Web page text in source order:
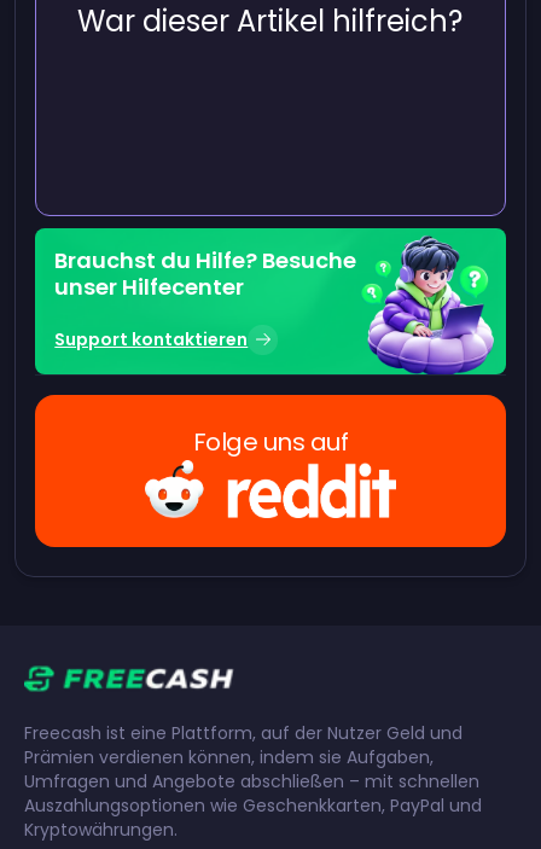
War dieser Artikel hilfreich?
Brauchst du Hilfe? Besuche
unser Hilfecenter
Support kontaktieren
Folge uns auf
Freecash ist eine Plattform, auf der Nutzer Geld und
Prämien verdienen können, indem sie Aufgaben,
Umfragen und Angebote abschließen – mit schnellen
Auszahlungsoptionen wie Geschenkkarten, PayPal und
Kryptowährungen.